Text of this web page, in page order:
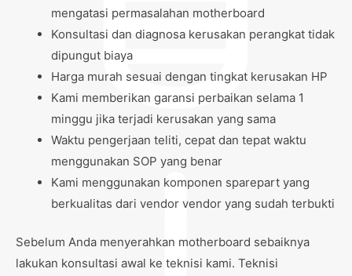
mengatasi permasalahan motherboard
Konsultasi dan diagnosa kerusakan perangkat tidak
dipungut biaya
Harga murah sesuai dengan tingkat kerusakan HP
Kami memberikan garansi perbaikan selama 1
minggu jika terjadi kerusakan yang sama
Waktu pengerjaan teliti, cepat dan tepat waktu
menggunakan SOP yang benar
Kami menggunakan komponen sparepart yang
berkualitas dari vendor vendor yang sudah terbukti
Sebelum Anda menyerahkan motherboard sebaiknya
lakukan konsultasi awal ke teknisi kami. Teknisi